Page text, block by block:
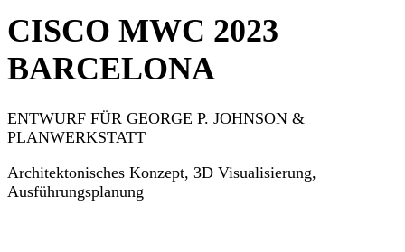
CISCO MWC 2023
BARCELONA
ENTWURF FÜR GEORGE P. JOHNSON &
PLANWERKSTATT
Architektonisches Konzept, 3D Visualisierung,
Ausführungsplanung